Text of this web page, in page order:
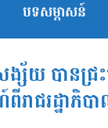
បទសម្ភាសន៍
ង្ស័យ បានជ្
រាជរដ្ឋាភិ